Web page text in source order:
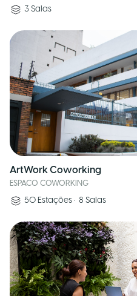
3 Salas
ArtWork Coworking
ESPACO COWORKING
50 Estações • 8 Salas